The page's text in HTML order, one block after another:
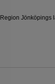
Jönköpings